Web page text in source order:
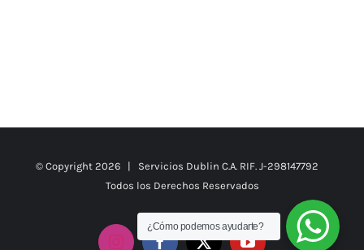
© Copyright 2026 | Servicios Dublin C.A. RIF. J-298147792
Todos los Derechos Reservados
¿Cómo podemos ayudarte?